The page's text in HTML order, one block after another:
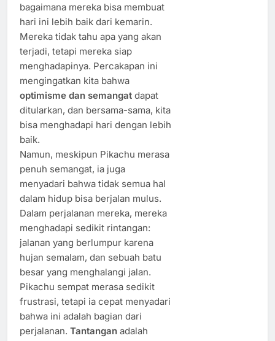
bagaimana mereka bisa membuat
hari ini lebih baik dari kemarin.
Mereka tidak tahu apa yang akan
terjadi, tetapi mereka siap
menghadapinya. Percakapan ini
mengingatkan kita bahwa
optimisme dan semangat dapat
ditularkan, dan bersama-sama, kita
bisa menghadapi hari dengan lebih
baik.
Namun, meskipun Pikachu merasa
penuh semangat, ia juga
menyadari bahwa tidak semua hal
dalam hidup bisa berjalan mulus.
Dalam perjalanan mereka, mereka
menghadapi sedikit rintangan:
jalanan yang berlumpur karena
hujan semalam, dan sebuah batu
besar yang menghalangi jalan.
Pikachu sempat merasa sedikit
frustrasi, tetapi ia cepat menyadari
bahwa ini adalah bagian dari
perjalanan. Tantangan adalah